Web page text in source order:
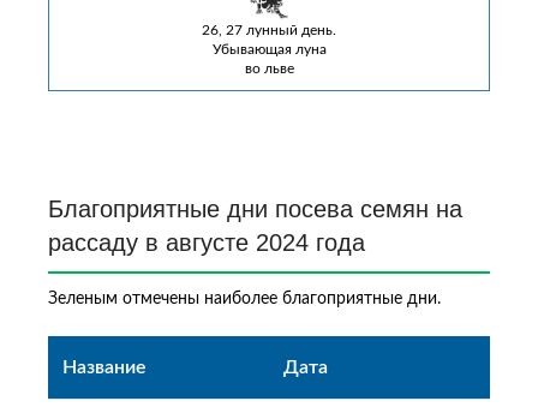
26, 27 лунный день.
Убывающая луна
во льве
Благоприятные дни посева семян на
рассаду в августе 2024 года
Зеленым отмечены наиболее благоприятные дни.
Название Дата